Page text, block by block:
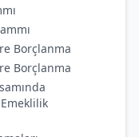
Borçlanma
Borçlanma